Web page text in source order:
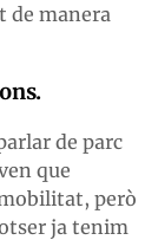
de manera
de parc
que
però
ja tenim